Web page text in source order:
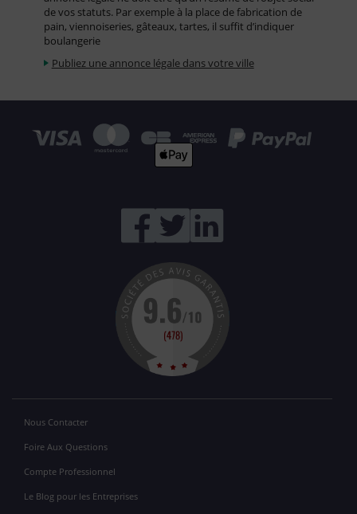
de vos statuts. Par exemple à la place de fabrication de
pain, viennoiseries, gâteaux, tartes, il suffit d’indiquer
boulangerie
Publiez une annonce légale dans votre ville
Nous Contacter
Foire Aux Questions
Compte Professionnel
Le Blog pour les Entreprises